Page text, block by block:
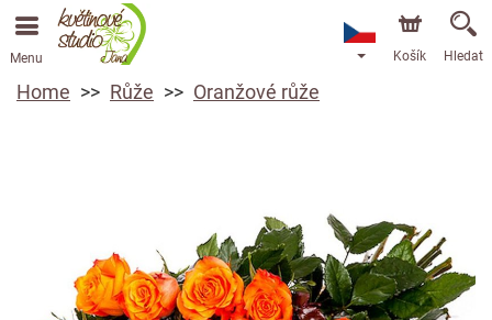
Menu Košík Hledat
Home Růže Oranžové růže